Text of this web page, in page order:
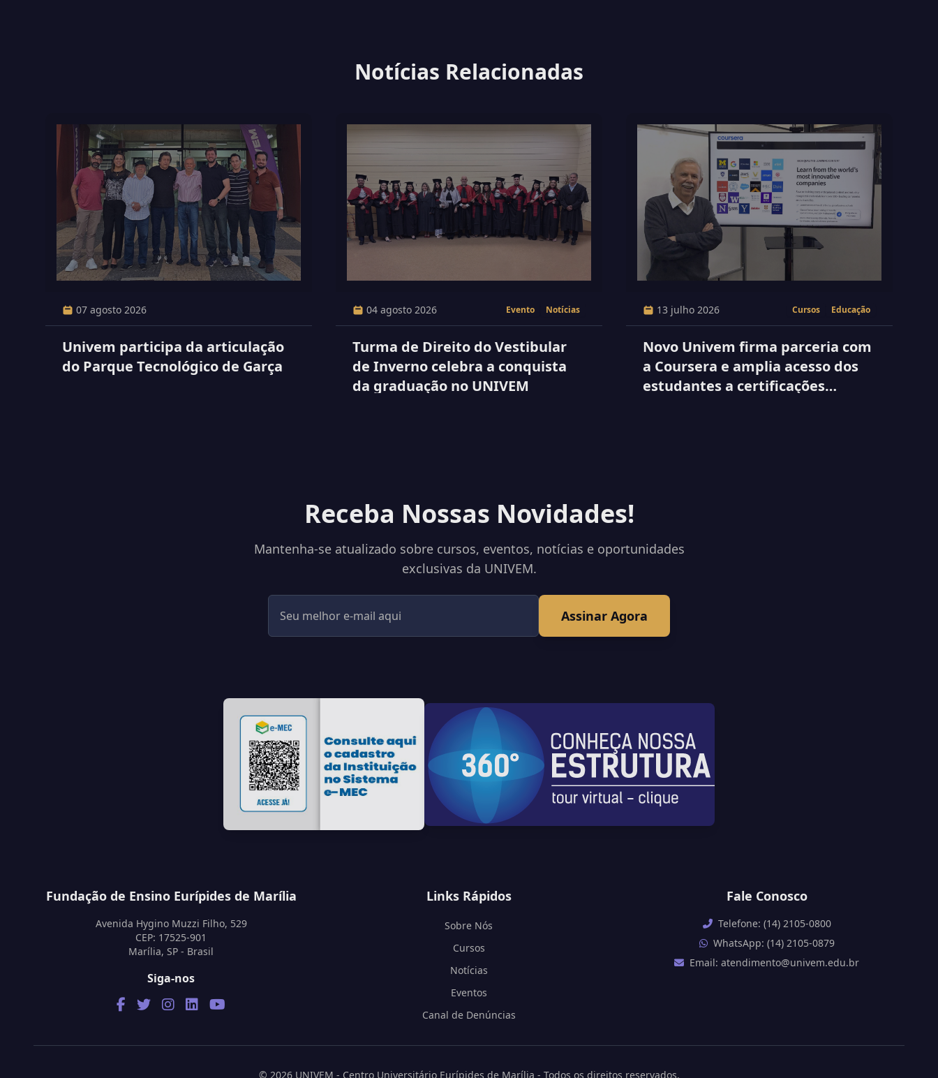
Notícias Relacionadas
07 agosto 2026
Univem participa da articulação
do Parque Tecnológico de Garça
04 agosto 2026 Evento Notícias
Turma de Direito do Vestibular
de Inverno celebra a conquista
da graduação no UNIVEM
13 julho 2026 Cursos Educação
Novo Univem firma parceria com
a Coursera e amplia acesso dos
estudantes a certificações
Receba Nossas Novidades!
Mantenha-se atualizado sobre cursos, eventos, notícias e oportunidades
exclusivas da UNIVEM.
Assinar Agora
Fundação de Ensino Eurípides de Marília
Avenida Hygino Muzzi Filho, 529
CEP: 17525-901
Marília, SP - Brasil
Siga-nos
Links Rápidos
Sobre Nós
Cursos
Notícias
Eventos
Canal de Denúncias
Fale Conosco
Telefone: (14) 2105-0800
WhatsApp: (14) 2105-0879
Email: atendimento@univem.edu.br
© 2026 UNIVEM - Centro Universitário Eurípides de Marília - Todos os direitos reservados.